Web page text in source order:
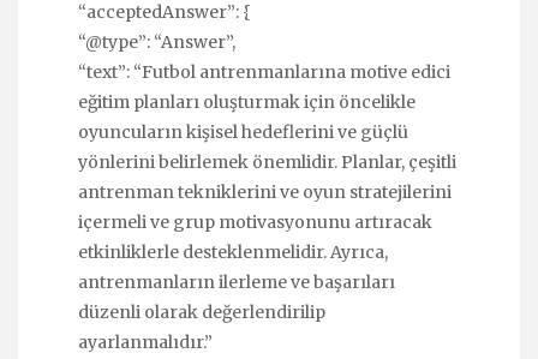
“acceptedAnswer”: {
“@type”: “Answer”,
“text”: “Futbol antrenmanlarına motive edici
eğitim planları oluşturmak için öncelikle
oyuncuların kişisel hedeflerini ve güçlü
yönlerini belirlemek önemlidir. Planlar, çeşitli
antrenman tekniklerini ve oyun stratejilerini
içermeli ve grup motivasyonunu artıracak
etkinliklerle desteklenmelidir. Ayrıca,
antrenmanların ilerleme ve başarıları
düzenli olarak değerlendirilip
ayarlanmalıdır.”